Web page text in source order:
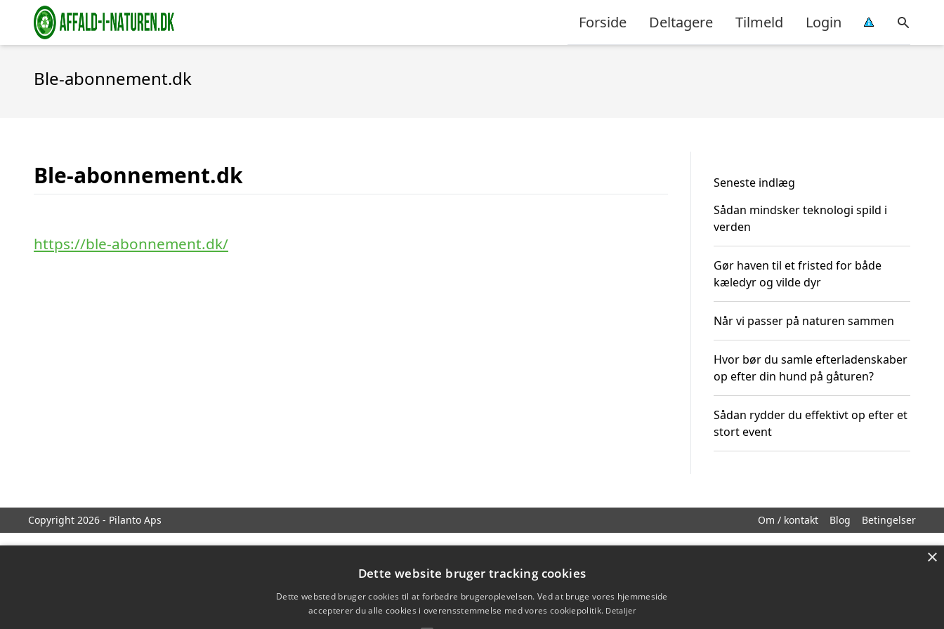
Forside Deltagere Tilmeld Login
Ble-abonnement.dk
Ble-abonnement.dk
https://ble-abonnement.dk/
Seneste indlæg
Sådan mindsker teknologi spild i
verden
Gør haven til et fristed for både
kæledyr og vilde dyr
Når vi passer på naturen sammen
Hvor bør du samle efterladenskaber
op efter din hund på gåturen?
Sådan rydder du effektivt op efter et
stort event
Copyright 2026 - Pilanto Aps Om / kontakt Blog Betingelser
×
Dette website bruger tracking cookies
Dette websted bruger cookies til at forbedre brugeroplevelsen. Ved at bruge vores hjemmeside
accepterer du alle cookies i overensstemmelse med vores cookiepolitik. Detaljer